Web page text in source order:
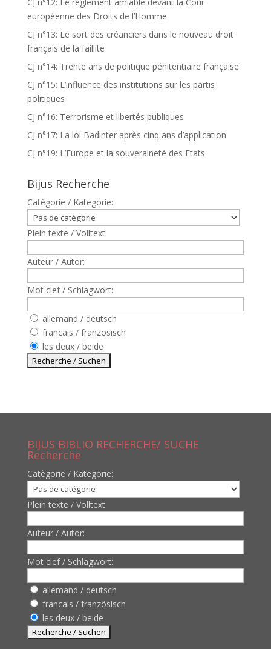
européenne des Droits de l’Homme
CJ n°13: Le sort des créanciers dans le nouveau droit
français de la faillite
CJ n°14: Trente ans de politique pénitentiaire française
CJ n°15: L’influence des institutions sur les partis
politiques
CJ n°16: Terrorisme et libertés publiques
CJ n°17: La loi Badinter après cinq ans d’application
CJ n°19: L’Europe et la souveraineté des Etats
Bijus Recherche
Catègorie / Kategorie:
Plein texte / Volltext:
Auteur / Autor:
Mot clef / Schlagwort:
allemand / deutsch
francais / französisch
les deux / beide
BIJUS BIBLIO RECHERCHE/ SUCHE
Recherche
Catègorie / Kategorie:
Plein texte / Volltext:
Auteur / Autor:
Mot clef / Schlagwort:
allemand / deutsch
francais / französisch
les deux / beide